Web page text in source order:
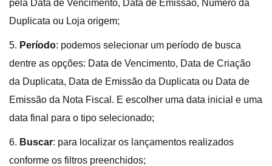
pela Data de Vencimento, Data de Emissão, Número da
Duplicata ou Loja origem;
5. Período: podemos selecionar um período de busca
dentre as opções: Data de Vencimento, Data de Criação
da Duplicata, Data de Emissão da Duplicata ou Data de
Emissão da Nota Fiscal. E escolher uma data inicial e uma
data final para o tipo selecionado;
6. Buscar: para localizar os lançamentos realizados
conforme os filtros preenchidos;